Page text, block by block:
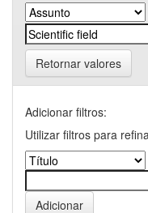
Retornar valores
Adicionar filtros:
Utilizar filtros para